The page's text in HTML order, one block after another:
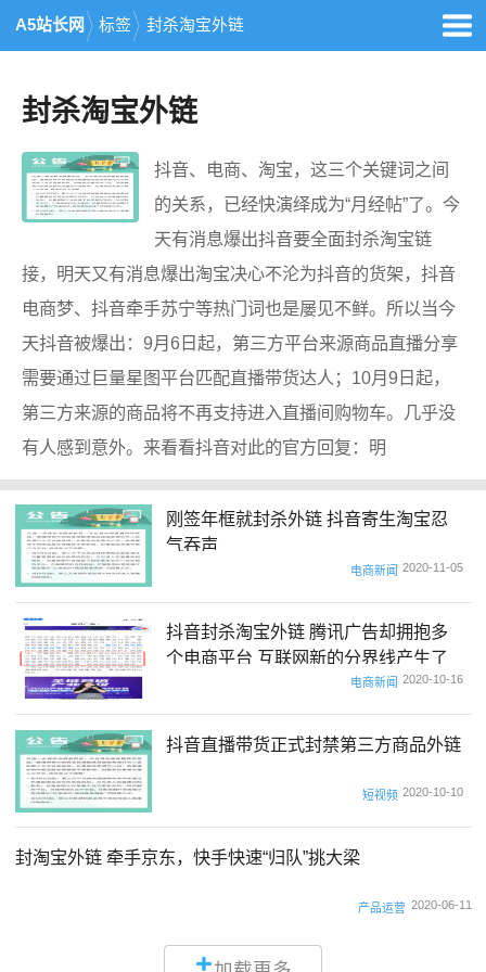
A5站长网 标签 封杀淘宝外链
封杀淘宝外链
抖音、电商、淘宝，这三个关键词之间
的关系，已经快演绎成为“月经帖”了。今
天有消息爆出抖音要全面封杀淘宝链
接，明天又有消息爆出淘宝决心不沦为抖音的货架，抖音
电商梦、抖音牵手苏宁等热门词也是屡见不鲜。所以当今
天抖音被爆出：9月6日起，第三方平台来源商品直播分享
需要通过巨量星图平台匹配直播带货达人；10月9日起，
第三方来源的商品将不再支持进入直播间购物车。几乎没
有人感到意外。来看看抖音对此的官方回复：明
刚签年框就封杀外链 抖音寄生淘宝忍
气吞声
电商新闻 2020-11-05
抖音封杀淘宝外链 腾讯广告却拥抱多
个电商平台 互联网新的分界线产生了
电商新闻 2020-10-16
抖音直播带货正式封禁第三方商品外链
短视频 2020-10-10
封淘宝外链 牵手京东，快手快速“归队”挑大梁
产品运营 2020-06-11